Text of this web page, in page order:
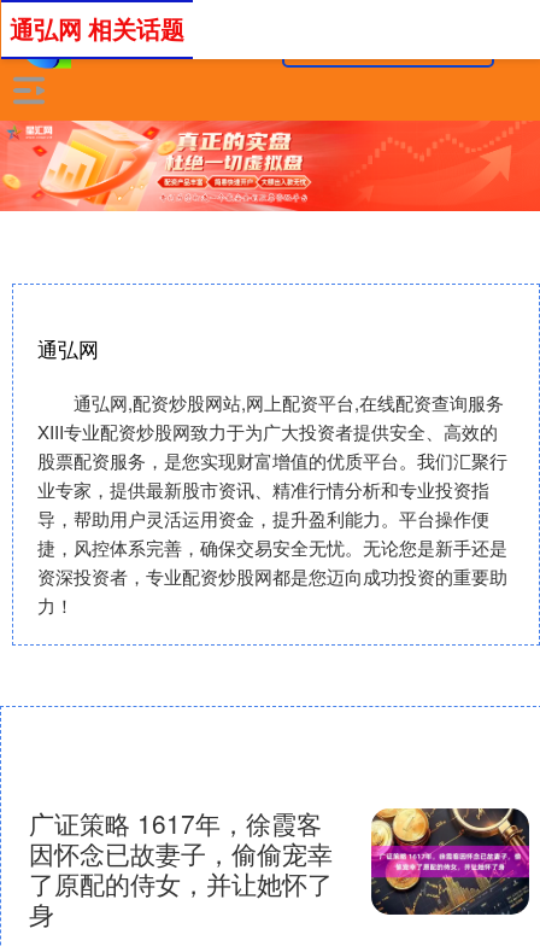
通弘网
通弘网,配资炒股网站,网上配资平台,在线配资查询服务
XIII‌专业配资炒股网致力于为广大投资者提供安全、高效的
股票配资服务，是您实现财富增值的优质平台。我们汇聚行
业专家，提供最新股市资讯、精准行情分析和专业投资指
导，帮助用户灵活运用资金，提升盈利能力。平台操作便
捷，风控体系完善，确保交易安全无忧。无论您是新手还是
资深投资者，专业配资炒股网都是您迈向成功投资的重要助
力！
通弘网 相关话题
广证策略 1617年，徐霞客
因怀念已故妻子，偷偷宠幸
了原配的侍女，并让她怀了
身